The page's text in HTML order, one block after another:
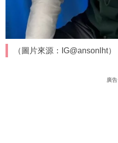
（圖片來源：IG@ansonlht）
廣告